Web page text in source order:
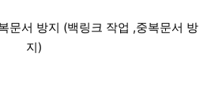
문서 방지 (백링크 작업 ,중복문서 방
지)